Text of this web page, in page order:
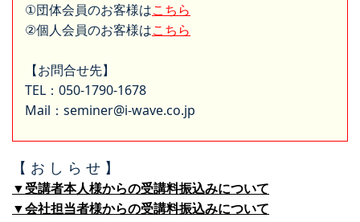
①団体会員のお客様はこちら
②個人会員のお客様はこちら
【お問合せ先】
TEL：050-1790-1678
Mail：seminer@i-wave.co.jp
【 お し ら せ 】
▼受講者本人様からの受講料振込みについて
▼会社担当者様からの受講料振込みについて